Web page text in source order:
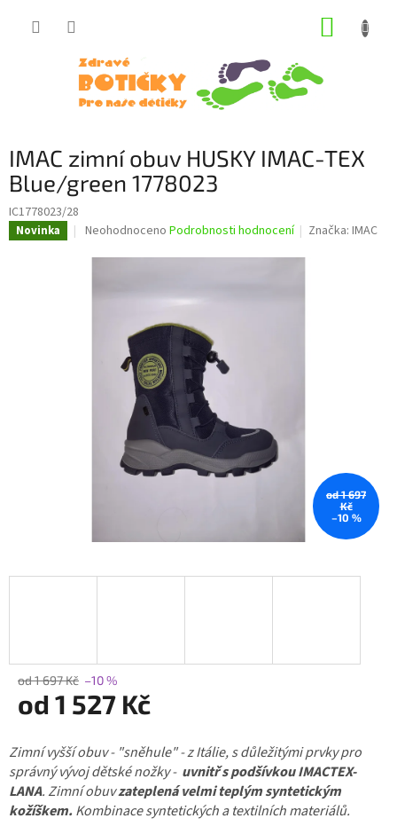
IMAC zimní obuv HUSKY IMAC-TEX
Blue/green 1778023
IC1778023/28
Novinka
Průměrné
produktu
hvězdiček.
Neohodnoceno Podrobnosti hodnocení Značka:IMAC
od 1 697
Kč
–10 %
od 1 697 Kč –10 %
od 1 527 Kč
cena:
Zimní vyšší obuv - "sněhule" - z Itálie, s důležitými prvky pro
správný vývoj dětské nožky - uvnitř s podšívkou IMACTEX-
LANA. Zimní obuvzateplená velmi teplým syntetickým
kožíškem.Kombinace syntetických a textilních materiálů.